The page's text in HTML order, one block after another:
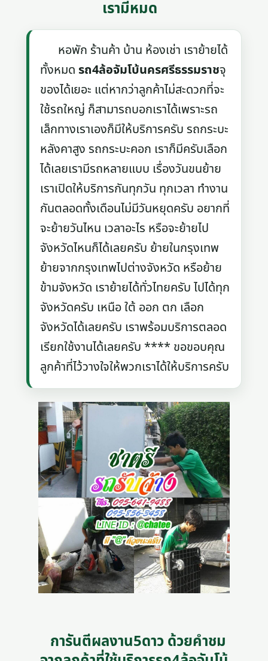
เรามีหมด
หอพัก ร้านค้า บ้าน ห้องเช่า เราย้ายได้
ทั้งหมดรถ4ล้อจัมโบ้นครศรีธรรมราชจุ
ของได้เยอะ แต่หากว่าลูกค้าไม่สะดวกที่จะ
ใช้รถใหญ่ ก็สามารถบอกเราได้เพราะรถ
เล็กทางเราเองก็มีให้บริการครับ รถกระบะ
หลังคาสูง รถกระบะคอก เราก็มีครับเลือก
ได้เลยเรามีรถหลายแบบ เรื่องวันขนย้าย
เราเปิดให้บริการกันทุกวัน ทุกเวลา ทำงาน
กันตลอดทั้งเดือนไม่มีวันหยุดครับ อยากที่
จะย้ายวันไหน เวลาอะไร หรือจะย้ายไป
จังหวัดไหนก็ได้เลยครับ ย้ายในกรุงเทพ
ย้ายจากกรุงเทพไปต่างจังหวัด หรือย้าย
ข้ามจังหวัด เราย้ายได้ทั่วไทยครับ ไปได้ทุก
จังหวัดครับ เหนือ ใต้ ออก ตก เลือก
จังหวัดได้เลยครับ เราพร้อมบริการตลอด
เรียกใช้งานได้เลยครับ **** ขอขอบคุณ
ลูกค้าที่ไว้วางใจให้พวกเราได้ให้บริการครับ
การันตีผลงาน5ดาว ด้วยคำชม